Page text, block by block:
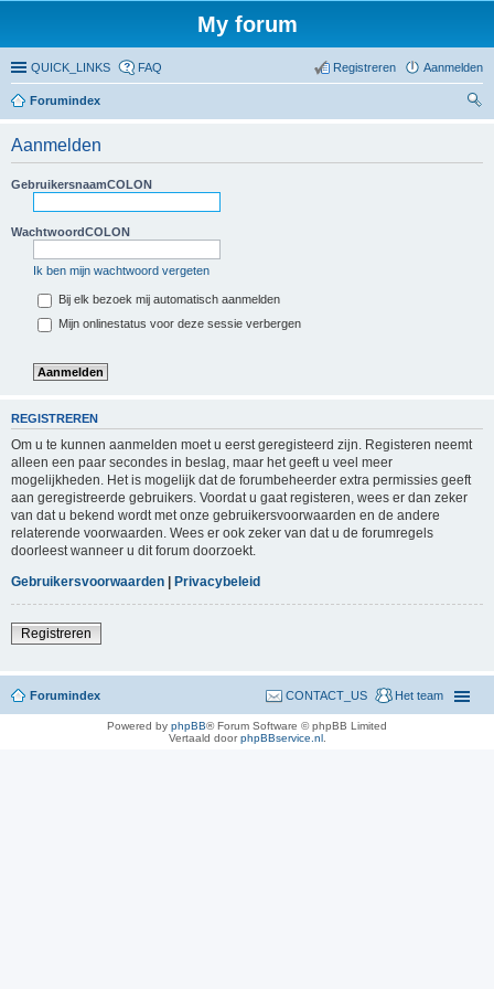
My forum
QUICK_LINKS FAQ Aanmelden
Registreren
Forumindex
Aanmelden
GebruikersnaamCOLON
WachtwoordCOLON
Ik ben mijn wachtwoord vergeten
Bij elk bezoek mij automatisch aanmelden
Mijn onlinestatus voor deze sessie verbergen
REGISTREREN
Om u te kunnen aanmelden moet u eerst geregisteerd zijn. Registeren neemt
alleen een paar secondes in beslag, maar het geeft u veel meer
mogelijkheden. Het is mogelijk dat de forumbeheerder extra permissies geeft
aan geregistreerde gebruikers. Voordat u gaat registeren, wees er dan zeker
van dat u bekend wordt met onze gebruikersvoorwaarden en de andere
relaterende voorwaarden. Wees er ook zeker van dat u de forumregels
doorleest wanneer u dit forum doorzoekt.
Gebruikersvoorwaarden | Privacybeleid
Registreren
Forumindex Het team
CONTACT_US
Powered by phpBB® Forum Software © phpBB Limited
Vertaald doorphpBBservice.nl.